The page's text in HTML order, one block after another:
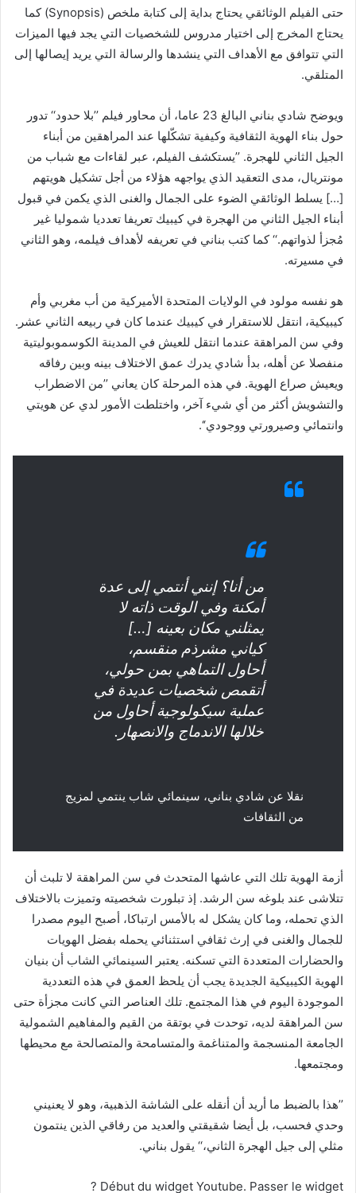
حتى الفيلم الوثائقي يحتاج بداية إلى كتابة ملخص (Synopsis) كما
يحتاج المخرج إلى اختيار مدروس للشخصيات التي يجد فيها الميزات
التي تتوافق مع الأهداف التي ينشدها والرسالة التي يريد إيصالها إلى
المتلقي.
ويوضح شادي بناني البالغ 23 عاما، أن محاور فيلم ’’بلا حدود‘‘ تدور
حول بناء الهوية الثقافية وكيفية تشكّلها عند المراهقين من أبناء
الجيل الثاني للهجرة. ’’يستكشف الفيلم، عبر لقاءات مع شباب من
مونتريال، مدى التعقيد الذي يواجهه هؤلاء من أجل تشكيل هويتهم
[…] يسلط الوثائقي الضوء على الجمال والغنى الذي يكمن في قبول
أبناء الجيل الثاني من الهجرة في كيبيك تعريفا تعدديا شموليا غير
مُجزأ لذواتهم.‘‘ كما كتب بناني في تعريفه لأهداف فيلمه، وهو الثاني
في مسيرته.
هو نفسه مولود في الولايات المتحدة الأميركية من أب مغربي وأم
كيبيكية، انتقل للاستقرار في كيبيك عندما كان في ربيعه الثاني عشر.
وفي سن المراهقة عندما انتقل للعيش في المدينة الكوسموبوليتية
منفصلا عن أهله، بدأ شادي يدرك عمق الاختلاف بينه وبين رفاقه
ويعيش صراع الهوية. في هذه المرحلة كان يعاني ’’من الاضطراب
والتشويش أكثر من أي شيء آخر، واختلطت الأمور لدي عن هويتي
وانتمائي وصيرورتي ووجودي‘‘.
من أنا؟ إنني أنتمي إلى عدة
أمكنة وفي الوقت ذاته لا
يمثلني مكان بعينه […]
كياني مشرذم منقسم،
أحاول التماهي بمن حولي،
أتقمص شخصيات عديدة في
عملية سيكولوجية أحاول من
خلالها الاندماج والانصهار.
نقلا عن شادي بناني، سينمائي شاب ينتمي لمزيج
من الثقافات
أزمة الهوية تلك التي عاشها المتحدث في سن المراهقة لا تلبث أن
تتلاشى عند بلوغه سن الرشد. إذ تبلورت شخصيته وتميزت بالاختلاف
الذي تحمله، وما كان يشكل له بالأمس ارتباكا، أصبح اليوم مصدرا
للجمال والغنى في إرث ثقافي استثنائي يحمله بفضل الهويات
والحضارات المتعددة التي تسكنه. يعتبر السينمائي الشاب أن بنيان
الهوية الكيبيكية الجديدة يجب أن يلحظ العمق في هذه التعددية
الموجودة اليوم في هذا المجتمع. تلك العناصر التي كانت مجزأة حتى
سن المراهقة لديه، توحدت في بوتقة من القيم والمفاهيم الشمولية
الجامعة المنسجمة والمتناغمة والمتسامحة والمتصالحة مع محيطها
ومجتمعها.
’’هذا بالضبط ما أريد أن أنقله على الشاشة الذهبية، وهو لا يعنيني
وحدي فحسب، بل أيضا شقيقتي والعديد من رفاقي الذين ينتمون
مثلي إلى جيل الهجرة الثاني،‘‘ يقول بناني.
Début du widget Youtube. Passer le widget ?